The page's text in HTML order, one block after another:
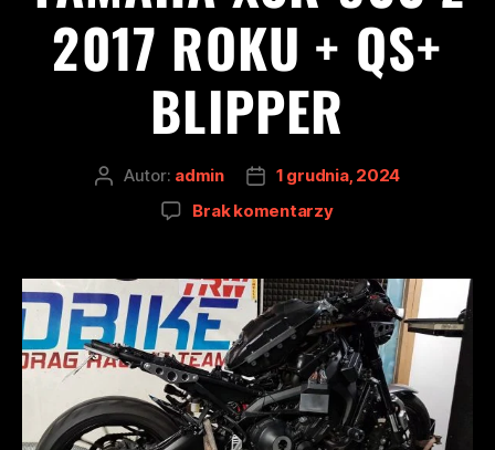
2017 ROKU + QS+
BLIPPER
Autor: admin
1 grudnia, 2024
Brak komentarzy